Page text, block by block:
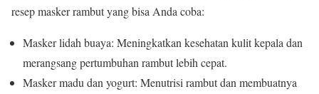
resep masker rambut yang bisa Anda coba:
Masker lidah buaya: Meningkatkan kesehatan kulit kepala dan
merangsang pertumbuhan rambut lebih cepat.
Masker madu dan yogurt: Menutrisi rambut dan membuatnya